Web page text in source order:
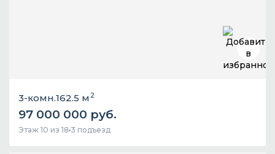
3-комн.162.5 м 2
97 000 000 руб.
Этаж 10 из 18 3 подъезд